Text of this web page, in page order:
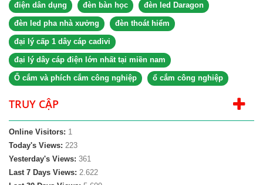
điện dân dụng đèn bàn học đèn led Daragon
đèn led pha nhà xưởng đèn thoát hiểm
đại lý cấp 1 dây cáp cadivi
đại lý dây cáp điện lớn nhất tại miền nam
Ổ cắm và phích cắm công nghiệp ổ cắm công nghiệp
TRUY CẬP
Online Visitors: 1
Today's Views: 223
Yesterday's Views: 361
Last 7 Days Views: 2.622